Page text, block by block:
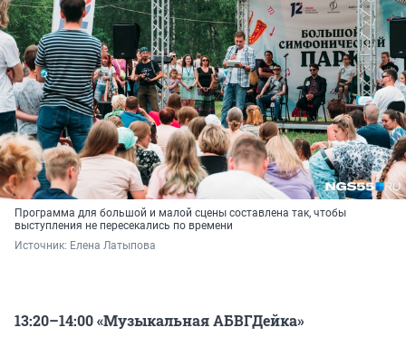
Программа для большой и малой сцены составлена так, чтобы
выступления не пересекались по времени
Источник: Елена Латыпова
13:20–14:00 «Музыкальная АБВГДейка»